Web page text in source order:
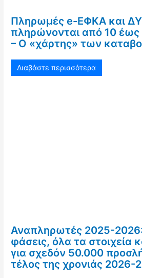
Πληρωμές e-ΕΦΚΑ και
πληρώνονται από 10 έως
– Ο «χάρτης» των
Διαβάστε περισσότερα
Αναπληρωτές 2025-
φάσεις, όλα τα στοιχεία
για σχεδόν 50.000
τέλος της χρονιάς 2026-